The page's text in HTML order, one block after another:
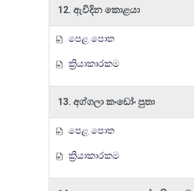
12. ඇවිදින කොළයා
පෙළ පොත
ක්‍රියාකාරකම
13. අග්ගලා කංඩෝං පුතා
පෙළ පොත
ක්‍රියාකාරකම